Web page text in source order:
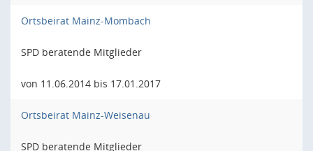
Ortsbeirat Mainz-Mombach
SPD beratende Mitglieder
von 11.06.2014 bis 17.01.2017
Ortsbeirat Mainz-Weisenau
SPD beratende Mitglieder